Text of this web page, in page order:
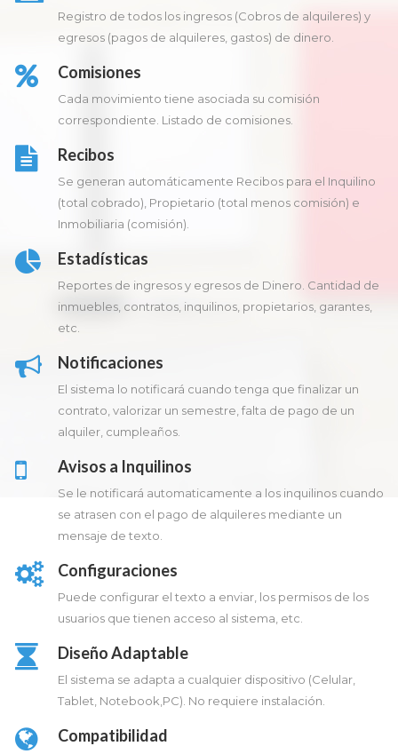
Registro de todos los ingresos (Cobros de alquileres) y
egresos (pagos de alquileres, gastos) de dinero.
Comisiones
Cada movimiento tiene asociada su comisión
correspondiente. Listado de comisiones.
Recibos
Se generan automáticamente Recibos para el Inquilino
(total cobrado), Propietario (total menos comisión) e
Inmobiliaria (comisión).
Estadísticas
Reportes de ingresos y egresos de Dinero. Cantidad de
inmuebles, contratos, inquilinos, propietarios, garantes,
etc.
Notificaciones
El sistema lo notificará cuando tenga que finalizar un
contrato, valorizar un semestre, falta de pago de un
alquiler, cumpleaños.
Avisos a Inquilinos
Se le notificará automaticamente a los inquilinos cuando
se atrasen con el pago de alquileres mediante un
mensaje de texto.
Configuraciones
Puede configurar el texto a enviar, los permisos de los
usuarios que tienen acceso al sistema, etc.
Diseño Adaptable
El sistema se adapta a cualquier dispositivo (Celular,
Tablet, Notebook,PC). No requiere instalación.
Compatibilidad